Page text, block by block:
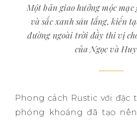
Một bản giao hưởng mộc
và sắc xanh sâu lắng, kiến
đường ngoài trời đầy thi vị
của Ngọc và
Phong cách Rustic với đặc
phóng khoáng đã tạo